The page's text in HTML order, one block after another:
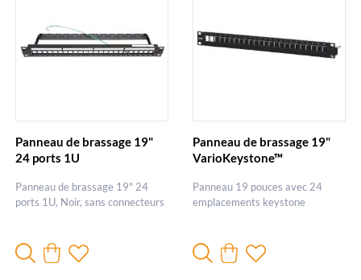
Panneau de brassage 19"
24 ports 1U
Panneau de brassage 19" 24
ports 1U, Noir, sans connecteurs
Panneau de brassage 19"
VarioKeystone™
Panneau 19 pouces avec 24
emplacements keystone